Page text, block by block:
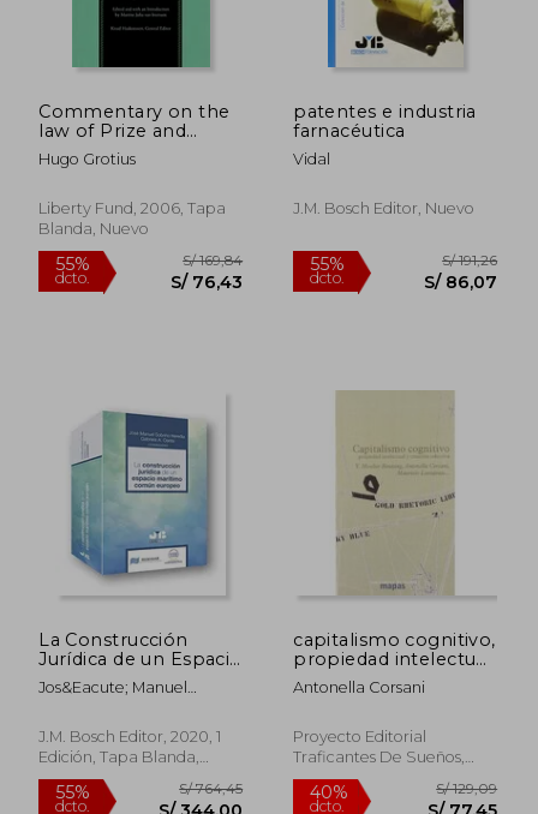
Commentary on the
law of Prize and
Booty, With
Associated
law and
Enlightenment
Hugo Grotius
Liberty Fund, 2006, Tapa
Blanda, Nuevo
55%
dcto.
patentes e industria
farnacéutica
Vidal
J.m. Bosch Editor, Nuevo
55%
La Construcción
Jurídica de un Espacio
Marítimo Común
Europeo
Jos&Eacute; Manuel
A. Oanta
J.M. Bosch Editor, 2020, 1
Edición, Tapa Blanda,
Nuevo
capitalismo cognitivo,
propiedad intelectual
y creación colectiva
Antonella Corsani
Proyecto Editorial
Traficantes De Sueños,
Nuevo